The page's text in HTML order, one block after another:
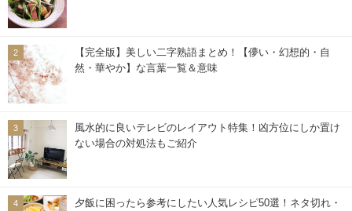
【完全版】美しい二字熟語まとめ！【儚い・幻想的・自
然・華やか】な言葉一覧＆意味
風水的に良いテレビのレイアウト特集！凶方位にしか置け
ない場合の対処法もご紹介
夕飯に困ったら参考にしたい人気レシピ50選！ネタ切れ・